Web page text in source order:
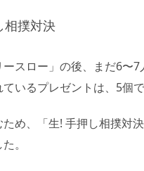
相撲対決
ースロー」の後、まだ6〜
いるプレゼントは、5個で
め、「生! 手押し相撲対
。